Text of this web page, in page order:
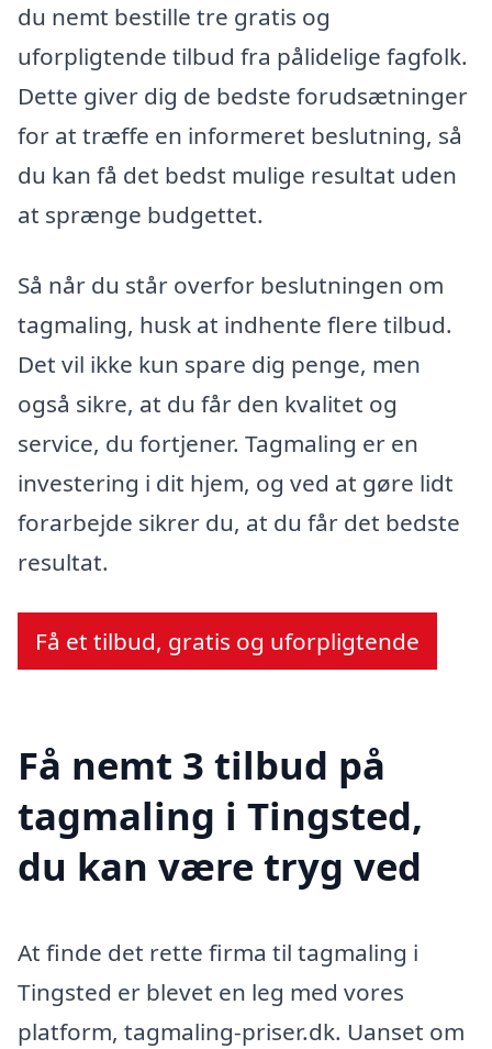
du nemt bestille tre gratis og
uforpligtende tilbud fra pålidelige fagfolk.
Dette giver dig de bedste forudsætninger
for at træffe en informeret beslutning, så
du kan få det bedst mulige resultat uden
at sprænge budgettet.
Så når du står overfor beslutningen om
tagmaling, husk at indhente flere tilbud.
Det vil ikke kun spare dig penge, men
også sikre, at du får den kvalitet og
service, du fortjener. Tagmaling er en
investering i dit hjem, og ved at gøre lidt
forarbejde sikrer du, at du får det bedste
resultat.
Få et tilbud, gratis og uforpligtende
Få nemt 3 tilbud på
tagmaling i Tingsted,
du kan være tryg ved
At finde det rette firma til tagmaling i
Tingsted er blevet en leg med vores
platform, tagmaling-priser.dk. Uanset om